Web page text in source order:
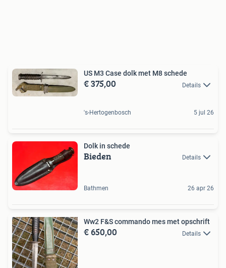
US M3 Case dolk met M8 schede
€ 375,00 Details
's-Hertogenbosch 5 jul 26
Dolk in schede
Bieden Details
Bathmen 26 apr 26
Ww2 F&S commando mes met opschrift
€ 650,00 Details